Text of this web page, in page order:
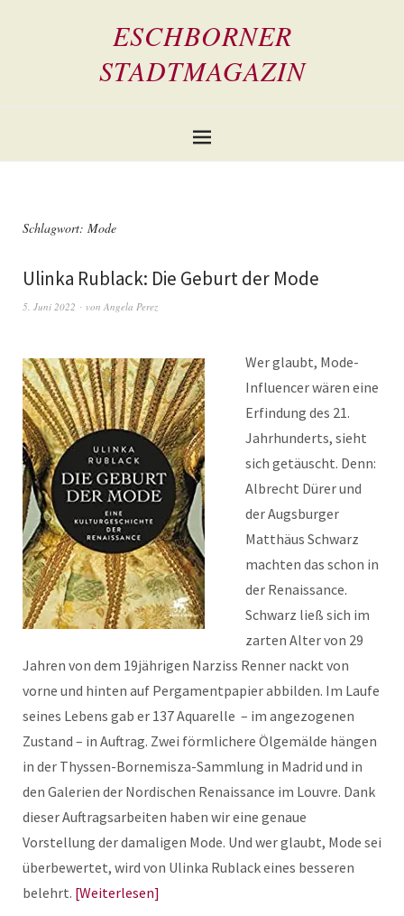
ESCHBORNER
STADTMAGAZIN
Schlagwort: Mode
Ulinka Rublack: Die Geburt der Mode
5. Juni 2022 von Angela Perez
Wer glaubt, Mode-
Influencer wären eine
Erfindung des 21.
Jahrhunderts, sieht
sich getäuscht. Denn:
Albrecht Dürer und
der Augsburger
Matthäus Schwarz
machten das schon in
der Renaissance.
Schwarz ließ sich im
zarten Alter von 29
Jahren von dem 19jährigen Narziss Renner nackt von
vorne und hinten auf Pergamentpapier abbilden. Im Laufe
seines Lebens gab er 137 Aquarelle – im angezogenen
Zustand – in Auftrag. Zwei förmlichere Ölgemälde hängen
in der Thyssen-Bornemisza-Sammlung in Madrid und in
den Galerien der Nordischen Renaissance im Louvre. Dank
dieser Auftragsarbeiten haben wir eine genaue
Vorstellung der damaligen Mode. Und wer glaubt, Mode sei
überbewertet, wird von Ulinka Rublack eines besseren
belehrt. Weiterlesen